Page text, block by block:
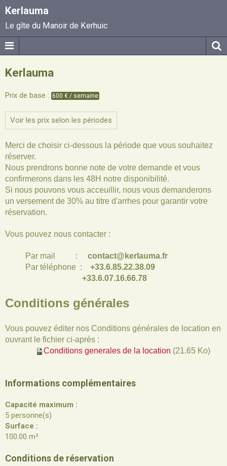
Kerlauma
Le gîte du Manoir de Kerhuic
Kerlauma
Prix de base : 600 € / semaine
Voir les prix selon les périodes
Merci de choisir ci-dessous la période que vous souhaitez
réserver.
Nous prendrons bonne note de votre demande et vous
confirmerons dans les 48H notre disponibilité.
Si nous pouvons vous acceuillir, nous vous demanderons
un versement de 30% au titre d'arrhes pour garantir votre
réservation.
Vous pouvez nous contacter :
Par mail : contact@kerlauma.fr
Par téléphone : +33.6.85.22.38.09
+33.6.07.16.66.78
Conditions générales
Vous pouvez éditer nos Conditions générales de location en
ouvrant le fichier ci-après :
Conditions generales de la location (21.65 Ko)
Informations complémentaires
Capacité maximum :
5 personne(s)
Surface :
100.00 m²
Conditions de réservation